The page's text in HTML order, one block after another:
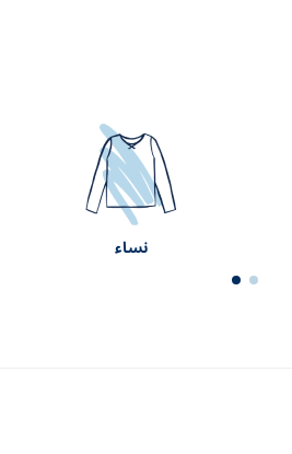
نساء